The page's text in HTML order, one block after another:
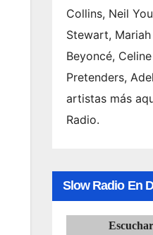
Collins, Neil
Stewart, Mariah
Beyoncé,
Pretenders,
artistas más
Radio.
Slow Radio En